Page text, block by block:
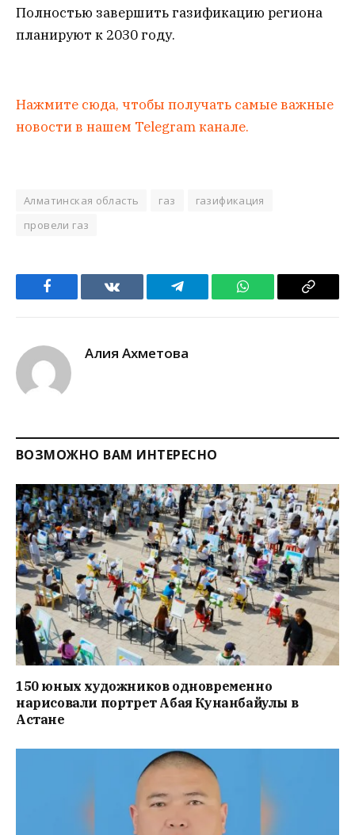
Полностью завершить газификацию региона
планируют к 2030 году.
Нажмите сюда, чтобы получать самые важные
новости в нашем Telegram канале.
Алматинская область газ
газификация
провели газ
Facebook VKontakteTelegram WhatsApp Copy
Алия Ахметова
ВОЗМОЖНО ВАМ ИНТЕРЕСНО
150 юных художников одновременно
нарисовали портрет Абая Кунанбайулы в
Астане